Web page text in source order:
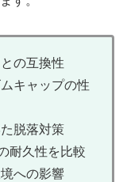
の互換性
キャップの性
脱落対策
耐久性を比較
への影響